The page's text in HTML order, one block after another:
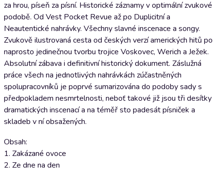
za hrou, píseň za písní. Historické záznamy v optimální zvukové
podobě. Od Vest Pocket Revue až po Duplicitní a
Neautentické nahrávky. Všechny slavné inscenace a songy.
Zvukově ilustrovaná cesta od českých verzí amerických hitů po
naprosto jedinečnou tvorbu trojice Voskovec, Werich a Ježek.
Absolutní zábava i definitivní historický dokument. Záslužná
práce všech na jednotlivých nahrávkách zúčastněných
spolupracovníků je poprvé sumarizována do podoby sady s
předpokladem nesmrtelnosti, neboť takové již jsou tři desítky
dramatických inscenací a na téměř sto padesát písniček a
skladeb v ní obsažených.
Obsah:
1. Zakázané ovoce
2. Ze dne na den